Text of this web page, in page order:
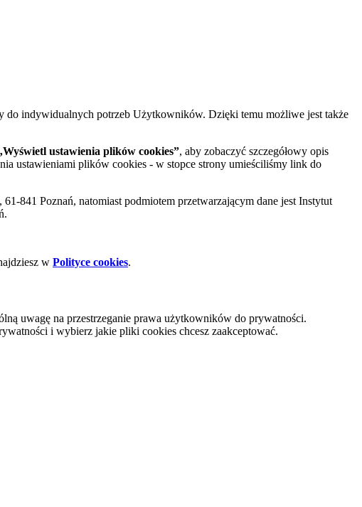
do indywidualnych potrzeb Użytkowników. Dzięki temu możliwe jest także
ustawienia plików cookies”, aby zobaczyć szczegółowy opis
ustawieniami plików cookies - w stopce strony umieściliśmy link do
841 Poznań, natomiast podmiotem przetwarzającym dane jest Instytut
w Polityce cookies.
uwagę na przestrzeganie prawa użytkowników do prywatności.
i wybierz jakie pliki cookies chcesz zaakceptować.